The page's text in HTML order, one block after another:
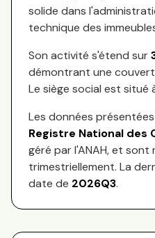
solide dans
technique des
Son activité s'étend sur
démontrant une
Le siège social est situé
Les données
Registre National des
géré par l'ANAH, et sont
trimestriellement. La
date de 2026Q3.